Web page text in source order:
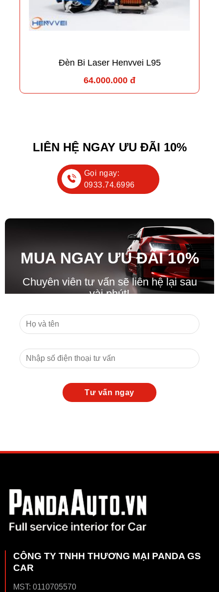
Đèn Bi Laser Henvvei L95
64.000.000 đ
LIÊN HỆ NGAY ƯU ĐÃI 10%
Gọi ngay:
0933.74.6996
MUA NGAY ƯU ĐÃI10%
Chuyên viên tư vấn sẽ liên hệ lại sau
vài phút!
CÔNG TY TNHH THƯƠNG MẠI PANDA GS
CAR
MST: 0110705570